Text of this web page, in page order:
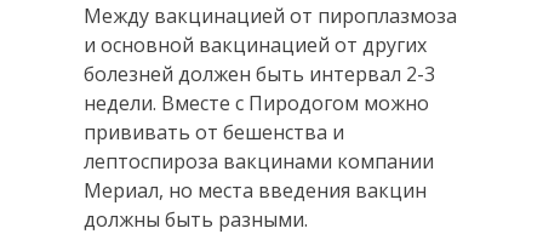
Между вакцинацией от пироплазмоза
и основной вакцинацией от других
болезней должен быть интервал 2-3
недели. Вместе с Пиродогом можно
прививать от бешенства и
лептоспироза вакцинами компании
Мериал, но места введения вакцин
должны быть разными.